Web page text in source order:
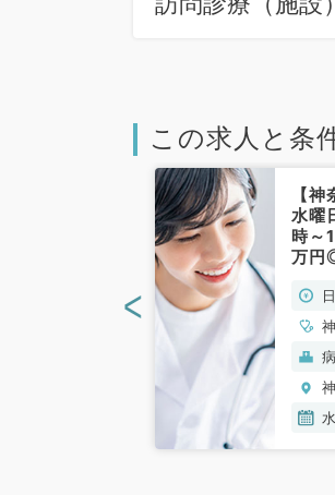
この求人と条
【
水曜
時～
万円
マ
／非
<